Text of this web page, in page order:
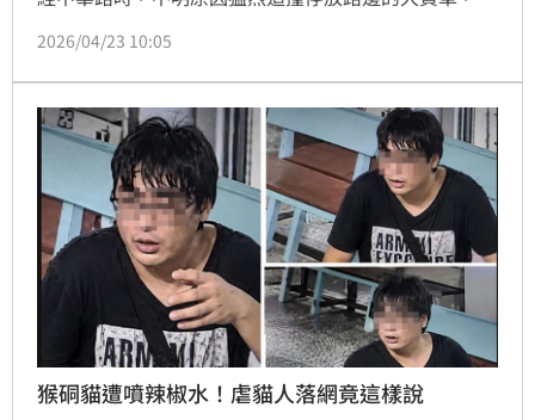
落跑」徒步逃離現場，警方循線追緝，已於昨日（22
嫌移送地檢署偵辦。
2026/04/23 10:05
猴硐貓遭噴辣椒水！虐貓人落網竟這樣說